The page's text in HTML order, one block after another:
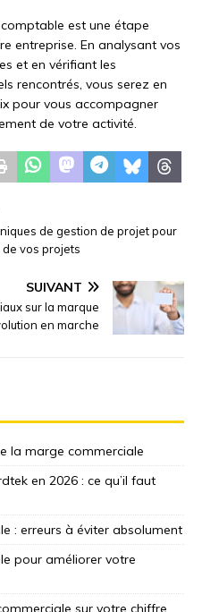
est une étape
entreprise. En analysant vos
et en vérifiant les
rencontrés, vous serez en
pour vous accompagner
de votre activité.
de gestion de projet pour
vos projets
SUIVANT
sur la marque
en marche
la marge commerciale
en 2026 : ce qu’il faut
: erreurs à éviter absolument
pour améliorer votre
sur votre chiffre